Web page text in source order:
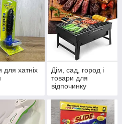
для хатніх
Дім, сад, город і
товари для
відпочинку